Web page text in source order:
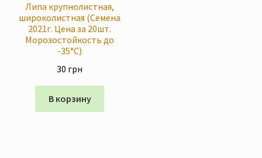
Липа крупнолистная,
широколистная (Семена
2021г. Цена за 20шт.
Морозостойкость до
-35°C)
30 грн
В корзину